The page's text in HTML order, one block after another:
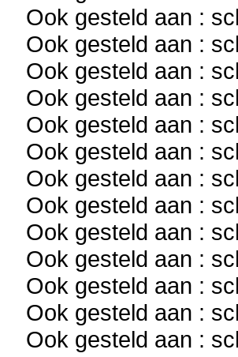
Ook gesteld aan :
Ook gesteld aan :
Ook gesteld aan :
Ook gesteld aan :
Ook gesteld aan :
Ook gesteld aan :
Ook gesteld aan :
Ook gesteld aan :
Ook gesteld aan :
Ook gesteld aan :
Ook gesteld aan :
Ook gesteld aan :
Ook gesteld aan :